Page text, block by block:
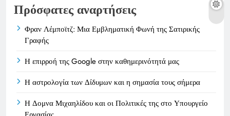
Πρόσφατες αναρτήσεις
Φραν Λέμποϊτζ: Μια Εμβληματική Φωνή της Σατιρικής
Γραφής
Η επιρροή της Google στην καθημερινότητά μας
Η αστρολογία των Δίδυμων και η σημασία τους σήμερα
Η Δομνα Μιχαηλίδου και οι Πολιτικές της στο Υπουργείο